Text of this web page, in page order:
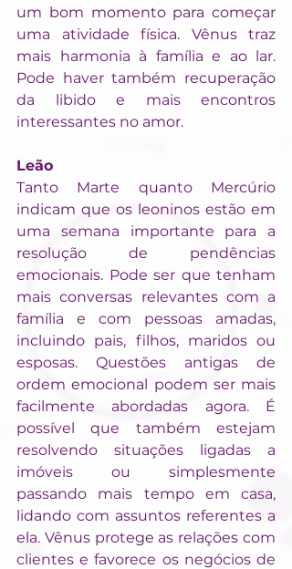
um bom momento para começar
uma atividade física. Vênus traz
mais harmonia à família e ao lar.
Pode haver também recuperação
da libido e mais encontros
interessantes no amor.
Leão
Tanto Marte quanto Mercúrio
indicam que os leoninos estão em
uma semana importante para a
resolução de pendências
emocionais. Pode ser que tenham
mais conversas relevantes com a
família e com pessoas amadas,
incluindo pais, filhos, maridos ou
esposas. Questões antigas de
ordem emocional podem ser mais
facilmente abordadas agora. É
possível que também estejam
resolvendo situações ligadas a
imóveis ou simplesmente
passando mais tempo em casa,
lidando com assuntos referentes a
ela. Vênus protege as relações com
clientes e favorece os negócios de